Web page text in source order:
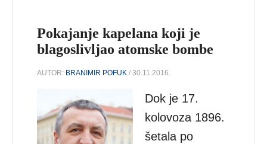
Pokajanje kapelana koji je
blagoslivljao atomske bombe
AUTOR: BRANIMIR POFUK / 30.11.2016.
Dok je 17.
kolovoza 1896.
šetala po